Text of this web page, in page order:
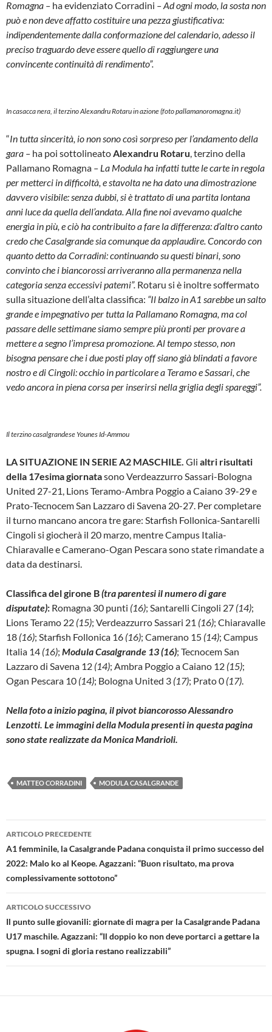
Romagna – ha evidenziato Corradini – Ad ogni modo, la sosta non
può e non deve affatto costituire una pezza giustificativa:
indipendentemente dalla conformazione del calendario, adesso il
preciso traguardo deve essere quello di raggiungere una
convincente continuità di rendimento”.
In casacca nera, il terzino Alexandru Rotaru in azione (foto pallamanoromagna.it)
“In tutta sincerità, io non sono così sorpreso per l’andamento della
gara – ha poi sottolineatoAlexandru Rotaru, terzino della
Pallamano Romagna – La Modula ha infatti tutte le carte in regola
per metterci in difficoltà, e stavolta ne ha dato una dimostrazione
davvero visibile: senza dubbi, si è trattato di una partita lontana
anni luce da quella dell’andata. Alla fine noi avevamo qualche
energia in più, e ciò ha contribuito a fare la differenza: d’altro canto
credo che Casalgrande sia comunque da applaudire. Concordo con
quanto detto da Corradini: continuando su questi binari, sono
convinto che i biancorossi arriveranno alla permanenza nella
categoria senza eccessivi patemi”. Rotaru si è inoltre soffermato
sulla situazione dell’alta classifica: “Il balzo in A1 sarebbe un salto
grande e impegnativo per tutta la Pallamano Romagna, ma col
passare delle settimane siamo sempre più pronti per provare a
mettere a segno l’impresa promozione. Al tempo stesso, non
bisogna pensare che i due posti play off siano già blindati a favore
nostro e di Cingoli: occhio in particolare a Teramo e Sassari, che
vedo ancora in piena corsa per inserirsi nella griglia degli spareggi”.
Il terzino casalgrandese Younes Id-Ammou
LA SITUAZIONE IN SERIE A2 MASCHILE. Gli altri risultati
della 17esima giornatasono Verdeazzurro Sassari-Bologna
United 27-21, Lions Teramo-Ambra Poggio a Caiano 39-29 e
Prato-Tecnocem San Lazzaro di Savena 20-27. Per completare
il turno mancano ancora tre gare: Starfish Follonica-Santarelli
Cingoli si giocherà il 20 marzo, mentre Campus Italia-
Chiaravalle e Camerano-Ogan Pescara sono state rimandate a
data da destinarsi.
Classifica del girone B(tra parentesi il numero di gare
disputate): Romagna 30 punti (16); Santarelli Cingoli 27 (14);
Lions Teramo 22 (15); Verdeazzurro Sassari 21 (16); Chiaravalle
18 (16); Starfish Follonica 16 (16); Camerano 15 (14); Campus
Italia 14 (16); Modula Casalgrande 13 (16); Tecnocem San
Lazzaro di Savena 12 (14); Ambra Poggio a Caiano 12 (15);
Ogan Pescara 10 (14); Bologna United 3 (17); Prato 0 (17).
Nella foto a inizio pagina, il pivot biancorosso Alessandro
Lenzotti. Le immagini della Modula presenti in questa pagina
sono state realizzate da Monica Mandrioli.
MATTEO CORRADINI MODULA CASALGRANDE
Navigazione
articolo
ARTICOLO PRECEDENTE
A1 femminile, la Casalgrande Padana conquista il primo successo del
2022: Malo ko al Keope. Agazzani: “Buon risultato, ma prova
complessivamente sottotono”
ARTICOLO SUCCESSIVO
Il punto sulle giovanili: giornate di magra per la Casalgrande Padana
U17 maschile. Agazzani: “Il doppio ko non deve portarci a gettare la
spugna. I sogni di gloria restano realizzabili”